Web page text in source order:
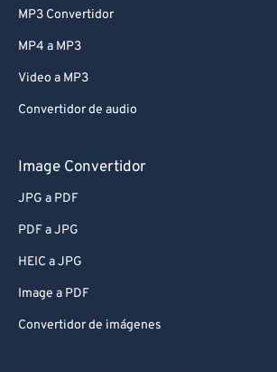
MP3 Convertidor
MP4 a MP3
Video a MP3
Convertidor de audio
Image Convertidor
JPG a PDF
PDF a JPG
HEIC a JPG
Image a PDF
Convertidor de imágenes